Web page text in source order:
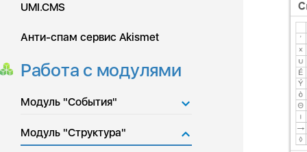
UMI.CMS
Анти-спам сервис Akismet
Работа с модулями
Модуль "События"
Модуль "Структура"